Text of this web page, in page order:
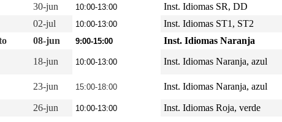
30-jun 10:00-13:00
Inst. Idiomas SR, DD
02-jul 10:00-13:00
Inst. Idiomas ST1, ST2
08-jun 9:00-15:00
Inst. Idiomas Naranja
18-jun 10:00-13:00 Inst. Idiomas Naranja, azul
23-jun 15:00-18:00 Inst. Idiomas Naranja, azul
26-jun 10:00-13:00
Inst. Idiomas Roja, verde